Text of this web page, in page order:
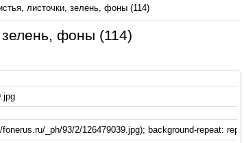
листочки, зелень, фоны (114)
зелень, фоны (114)